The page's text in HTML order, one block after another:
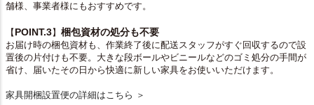
舗様、事業者様にもおすすめです。
【 POINT.3】 梱包資材の処分も不要
お届け時の梱包資材も、作業終了後に配送スタッフがすぐ回収するので設
置後の片付けも不要。大きな段ボールやビニールなどのゴミ処分の手間が
省け、届いたその日から快適に新しい家具をお使いいただけます。
家具開梱設置便の詳細はこちら ＞